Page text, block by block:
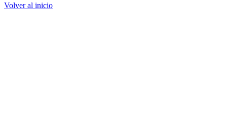
Volver al inicio